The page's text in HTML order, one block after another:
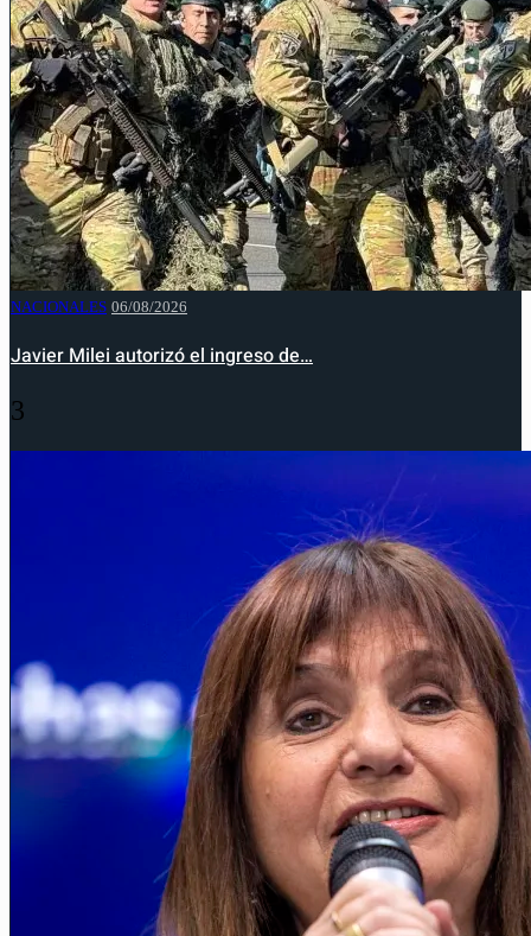
NACIONALES 06/08/2026
Javier Milei autorizó el ingreso de…
3